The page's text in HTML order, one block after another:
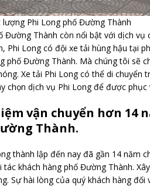
lượng Phi Long phố Đường Thành
Đường Thành còn nổi bật với dịch vụ
Phi Long có đội xe tải hùng hậu tại
phố Đường Thành. Mà chúng tôi sẽ
Xe tải Phi Long có thể di chuyển
chọn dịch vụ Phi Long để được
vận chuyển hơn 14
Thành.
thành lập đến nay đã gần 14 năm
tác khách hàng phố Đường Thành.
Sự hài lòng của quý khách hàng